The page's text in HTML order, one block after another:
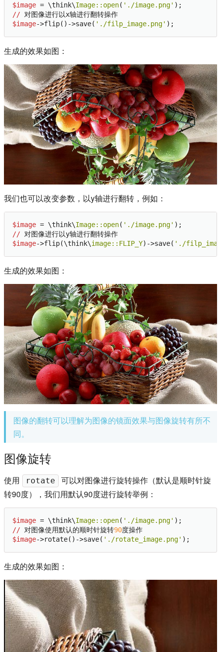
$image = \think\Image: :open( './image.png'
//
$image->flip()->save( './filp_image.png'
生成的效果如图：
我们也可以改变参数，以y轴进行翻转，例如：
$image = \think\Image: :open( './image.png'
//
$image->flip(\think\image: :FLIP_Y)->save( './
生成的效果如图：
图像的翻转可以理解为图像的镜面效果与图像旋转有所不
同。
图像旋转
使用 rotate
可以对图像进行旋转操作（默认是顺时针旋
转90度），我们用默认90度进行旋转举例：
$image = \think\Image: :open( './image.png'
// 对图像使用默认的顺时针旋转90
$image->rotate()->save( './rotate_image.png'
生成的效果如图：